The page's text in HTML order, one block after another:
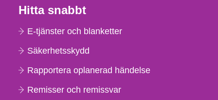
Hitta snabbt
E-tjänster och blanketter
Säkerhetsskydd
Rapportera oplanerad händelse
Remisser och remissvar